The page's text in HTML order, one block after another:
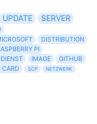
UPDATE SERVER
DISTRIBUTION
PI
DIENST IMAGE
GITHUB
CARD SCP
NETZWERK